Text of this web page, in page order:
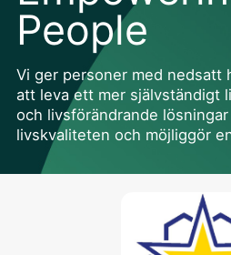
People
Vi ger personer med nedsatt
att leva ett mer självständigt
och livsförändrande
livskvaliteten och möjliggör